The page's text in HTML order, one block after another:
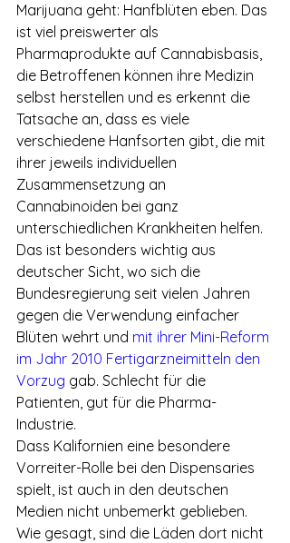
Marijuana geht: Hanfblüten eben. Das
ist viel preiswerter als
Pharmaprodukte auf Cannabisbasis,
die Betroffenen können ihre Medizin
selbst herstellen und es erkennt die
Tatsache an, dass es viele
verschiedene Hanfsorten gibt, die mit
ihrer jeweils individuellen
Zusammensetzung an
Cannabinoiden bei ganz
unterschiedlichen Krankheiten helfen.
Das ist besonders wichtig aus
deutscher Sicht, wo sich die
Bundesregierung seit vielen Jahren
gegen die Verwendung einfacher
Blüten wehrt und mit ihrer Mini-Reform
im Jahr 2010 Fertigarzneimitteln den
Vorzug gab. Schlecht für die
Patienten, gut für die Pharma-
Industrie.
Dass Kalifornien eine besondere
Vorreiter-Rolle bei den Dispensaries
spielt, ist auch in den deutschen
Medien nicht unbemerkt geblieben.
Wie gesagt, sind die Läden dort nicht